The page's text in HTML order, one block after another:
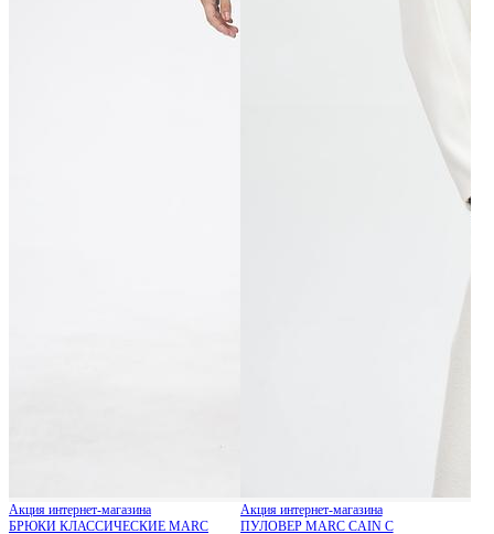
Акция интернет-магазина
БРЮКИ КЛАССИЧЕСКИЕ MARC
Акция интернет-магазина
ПУЛОВЕР MARC CAIN С